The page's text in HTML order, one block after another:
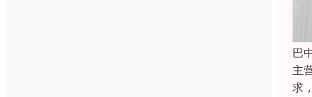
巴
主
求